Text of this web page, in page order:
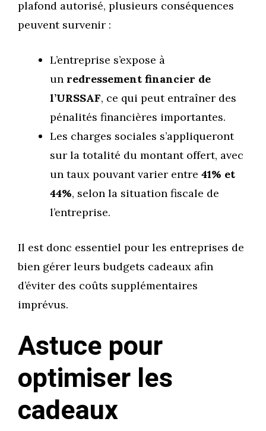
plafond autorisé, plusieurs conséquences
peuvent survenir :
L’entreprise s’expose à
un redressement financier de
l’URSSAF, ce qui peut entraîner des
pénalités financières importantes.
Les charges sociales s’appliqueront
sur la totalité du montant offert, avec
un taux pouvant varier entre 41% et
44%, selon la situation fiscale de
l’entreprise.
Il est donc essentiel pour les entreprises de
bien gérer leurs budgets cadeaux afin
d’éviter des coûts supplémentaires
imprévus.
Astuce pour
optimiser les
cadeaux